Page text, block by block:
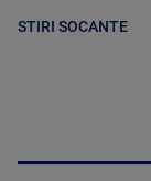
STIRI SOCANTE